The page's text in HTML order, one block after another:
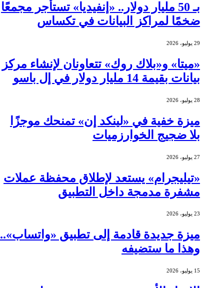
بـ 50 مليار دولار.. «إنفيديا» تستأجر مجمعًا
ضخمًا لمراكز البيانات في تكساس
29 يوليو، 2026
«ميتا» و«بلاك روك» تتعاونان لإنشاء مركز
بيانات بقيمة 14 مليار دولار في إل باسو
28 يوليو، 2026
ميزة خفية في «لينكد إن» تمنحك موجزًا
بلا ضجيج الخوارزميات
27 يوليو، 2026
«تيليجرام» يستعد لإطلاق محفظة عملات
مشفرة مدمجة داخل التطبيق
23 يوليو، 2026
ميزة جديدة قادمة إلى تطبيق «واتساب»..
وهذا ما ستضيفه
15 يوليو، 2026